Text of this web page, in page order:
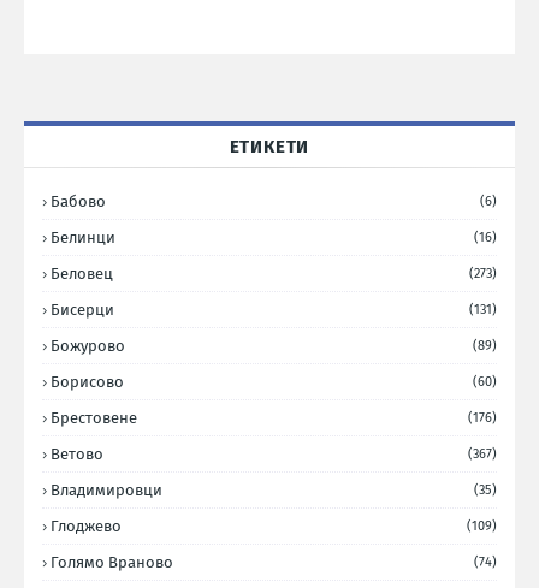
ЕТИКЕТИ
Бабово (6)
Белинци (16)
Беловец (273)
Бисерци (131)
Божурово (89)
Борисово (60)
Брестовене (176)
Ветово (367)
Владимировци (35)
Глоджево (109)
Голямо Враново (74)